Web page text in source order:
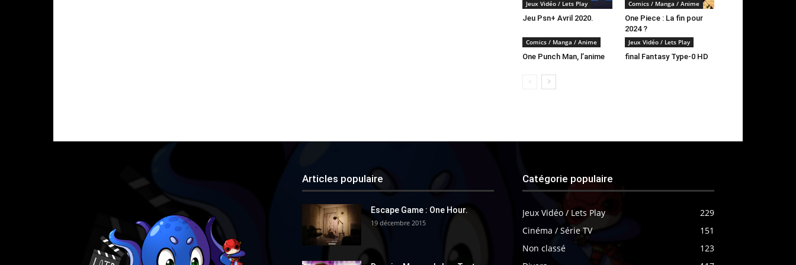
Jeux Vidéo / Lets Play
Jeu Psn+ Avril 2020.
Comics / Manga / Anime
One Piece : La fin pour
2024 ?
Comics / Manga / Anime
One Punch Man, l’anime
Jeux Vidéo / Lets Play
final Fantasy Type-0 HD
Articles populaire
Escape Game : One Hour.
19 décembre 2015
Catégorie populaire
Jeux Vidéo / Lets Play
229
Cinéma / Série TV
151
Non classé
123